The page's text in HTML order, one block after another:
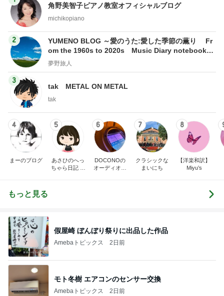
角野美智子ピアノ教室オフィシャルブログ
michikopiano
2
YUMENO BLOG ～愛のうた:愛した季節の薫り Fr
om the 1960s to 2020s Music Diary notebook～
夢野旅人
夢野旅人
3
tak METAL ON METAL
tak
4
まーのブログ
5
あさひのへっ
ちゃら日記 氷
6
DOCONOの
オーディオ礼
7
クラシックな
まいにち
8
【洋楽和訳】
Miyu’s
もっと見る
假屋崎 ぼんぼり祭りに出品した作品
Amebaトピックス 2日前
モト冬樹 エアコンのセンサー交換
Amebaトピックス 2日前